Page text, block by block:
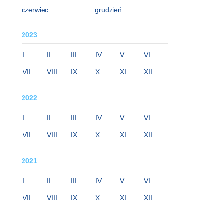
czerwiec grudzień
2023
I II III IV V VI
VII VIII IX X XI XII
2022
I II III IV V VI
VII VIII IX X XI XII
2021
I II III IV V VI
VII VIII IX X XI XII